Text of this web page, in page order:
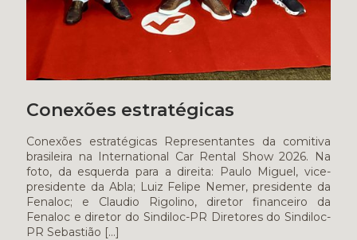
Conexões estratégicas
Conexões estratégicas Representantes da comitiva
brasileira na International Car Rental Show 2026. Na
foto, da esquerda para a direita: Paulo Miguel, vice-
presidente da Abla; Luiz Felipe Nemer, presidente da
Fenaloc; e Claudio Rigolino, diretor financeiro da
Fenaloc e diretor do Sindiloc-PR Diretores do Sindiloc-
PR Sebastião […]